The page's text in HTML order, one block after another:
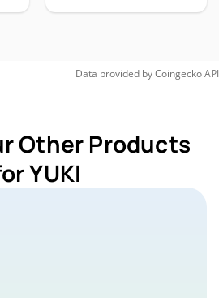
Data provided byCoingeckoAPI
Other Products
YUKI